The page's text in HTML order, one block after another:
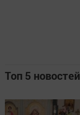
Топ 5 новостей